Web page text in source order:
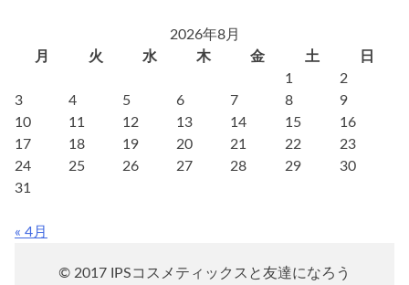
2026年8月
月
火 水 木 金 土
日
1
2
3
4 5 6 7 8
9
10
11 12 13 14 15
16
17
18 19 20 21 22
23
24
25 26 27 28 29
30
31
« 4月
© 2017 IPSコスメティックスと友達になろう